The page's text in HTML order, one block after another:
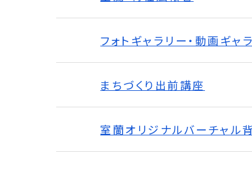
フォトギャラリー・動画ギャ
まちづくり出前講座
室蘭オリジナルバーチャル